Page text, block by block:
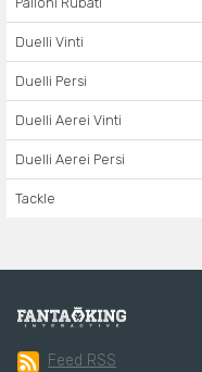
Duelli Vinti
Duelli Persi
Duelli Aerei Vinti
Duelli Aerei Persi
Tackle
Feed RSS